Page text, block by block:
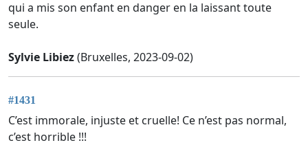
qui a mis son enfant en danger en la laissant toute
seule.
Sylvie Libiez(Bruxelles, 2023-09-02)
#1431
C’est immorale, injuste et cruelle! Ce n’est pas normal,
c’est horrible !!!